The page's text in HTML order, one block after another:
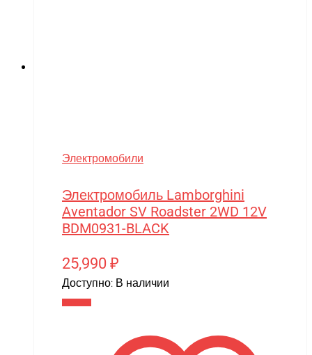
Электромобили
Электромобиль Lamborghini
Aventador SV Roadster 2WD 12V
BDM0931-BLACK
25,990 ₽
Доступно: В наличии